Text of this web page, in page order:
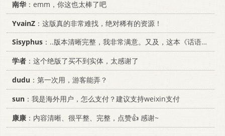
南华 ：emm，你这也太棒了吧
YvainZ ：这版真的非常难找，绝对稀有的资源！
Sisyphus ：..版本清晰完整，我非常满意。又及，这本《话语的真相》...
学者 ：这个绝版了买不到实体，太感谢了
dudu ：第一次用，游客能弄？
sun ：我是海外用户，怎么支付？建议支持weixin支付
康康 ：内容清晰、很平整、完整，点赞👍 感谢~